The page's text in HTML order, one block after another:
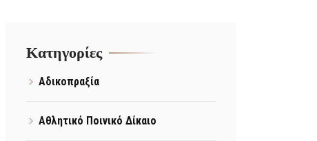
Kατηγορίες
Αδικοπραξία
Αθλητικό Ποινικό Δίκαιο